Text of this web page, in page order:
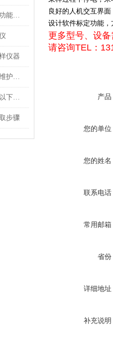
多歧管旋转蒸发仪其拥有怎样的功能呢？
仪器
透反射金相显微镜也是需要进行维护保养的
负氧离子检测仪的使用可离不开以下维护
步骤
良好的人机交互界
设计软件标定功能
更多型号、设
请咨询TEL：
产品
您的单位
您的姓名
联系电话
常用邮箱
省份
详细地址
补充说明